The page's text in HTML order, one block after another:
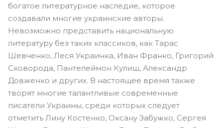
богатое литературное наследие, которое
создавали многие украинские авторы.
Невозможно представить национальную
литературу без таких классиков, как Тарас
Шевченко, Леся Украинка, Иван Франко, Григорий
Сковорода, Пантелеймон Кулиш, Александр
Довженко и других. В настоящее время также
творят многие талантливые современные
писатели Украины, среди которых следует
отметить Лину Костенко, Оксану Забужко, Сергея